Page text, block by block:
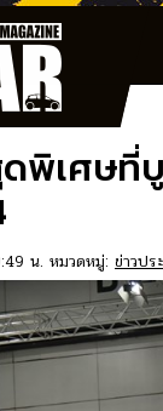
เศษที่บู
น. หมวดหมู่: ข่าวปร